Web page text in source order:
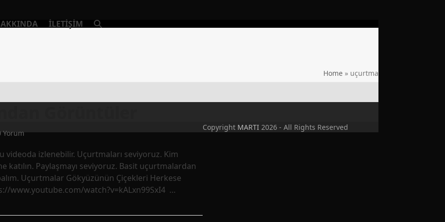
İLETIŞIM
Home » uçurtma
Yorum
izlenebilir. Uçurtmaları seviyoruz. Kim
katılın. Paylaşmayı seviyoruz. Basit uçurtmalardan
Uçurtmalar Gökyüzünün Çiçekleri Herkese
www.youtube.com/watch?v=kALxn99SxI4 …
Copyright MARTI 2026 - All Rights Reserved